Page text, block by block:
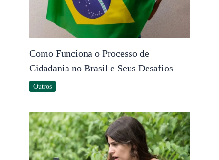
Como Funciona o Processo de
Cidadania no Brasil e Seus Desafios
Outros